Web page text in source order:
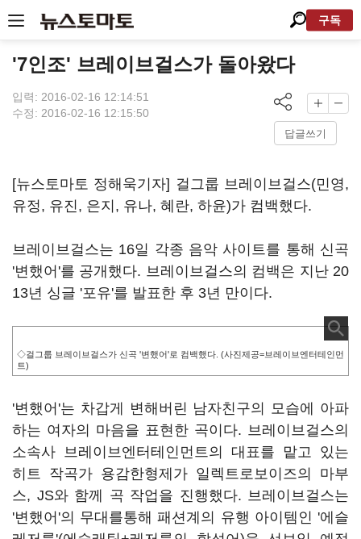
구독
'7인조' 브레이브걸스가 돌아왔다
입력: 2016-02-16 12:14:51
수정: 2016-02-16 12:15:50
답글쓰기
[뉴스토마토 정해욱기자] 걸그룹 브레이브걸스(민영,
유정, 유진, 은지, 유나, 혜란, 하윤)가 컴백했다.
브레이브걸스는 16일 각종 음악 사이트를 통해 신곡
'변했어'를 공개했다. 브레이브걸스의 컴백은 지난 20
13년 싱글 '포유'를 발표한 후 3년 만이다.
◇걸그룹 브레이브걸스가 신곡 '변했어'로 컴백했다. (사진제공=브레이브엔터테인먼
트)
'변했어'는 차갑게 변해버린 남자친구의 모습에 아파
하는 여자의 마음을 표현한 곡이다. 브레이브걸스의
소속사 브레이브엔터테인먼트의 대표를 맡고 있는
히트 작곡가 용감한형제가 일렉트로보이즈의 마부
스, JS와 함께 곡 작업을 진행했다. 브레이브걸스는
'변했어'의 무대를통해 패션계의 유행 아이템인 '에슬